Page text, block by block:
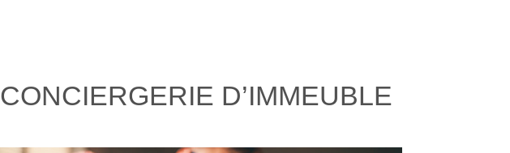
CONCIERGERIE D’IMMEUBLE